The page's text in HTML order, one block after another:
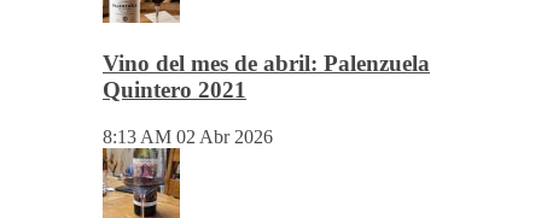
Vino del mes de abril: Palenzuela
Quintero 2021
8:13 AM 02 Abr 2026